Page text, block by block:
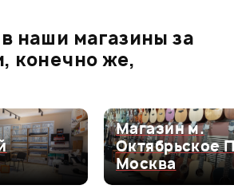
0.0
0
0
0
наши магазины за
конечно же,
Магазин м.
Октябрьское
Москва